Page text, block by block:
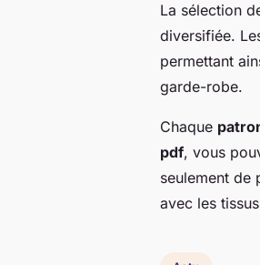
La sélection
diversifiée.
permettant
garde-robe.
Chaque
pdf, vous
seulement de
avec les